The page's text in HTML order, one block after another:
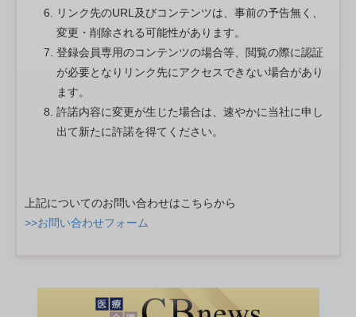
リンク先のURL及びコンテンツは、事前の予告無く、
変更・削除される可能性があります。
登録会員専用のコンテンツの場合等、閲覧の際に認証
が必要となりリンク先にアクセスできない場合があり
ます。
許諾内容に変更が生じた場合は、速やかに当社に申し
出て新たに許諾を得てください。
上記についてのお問い合わせはこちらから
>>お問い合わせフォーム